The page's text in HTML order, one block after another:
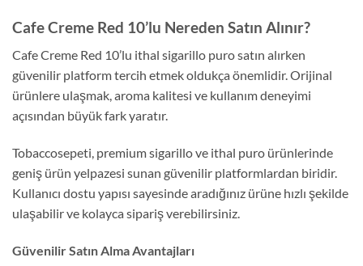
Cafe Creme Red 10’lu Nereden Satın Alınır?
Cafe Creme Red 10’lu ithal sigarillo puro satın alırken
güvenilir platform tercih etmek oldukça önemlidir. Orijinal
ürünlere ulaşmak, aroma kalitesi ve kullanım deneyimi
açısından büyük fark yaratır.
Tobaccosepeti, premium sigarillo ve ithal puro ürünlerinde
geniş ürün yelpazesi sunan güvenilir platformlardan biridir.
Kullanıcı dostu yapısı sayesinde aradığınız ürüne hızlı şekilde
ulaşabilir ve kolayca sipariş verebilirsiniz.
Güvenilir Satın Alma Avantajları